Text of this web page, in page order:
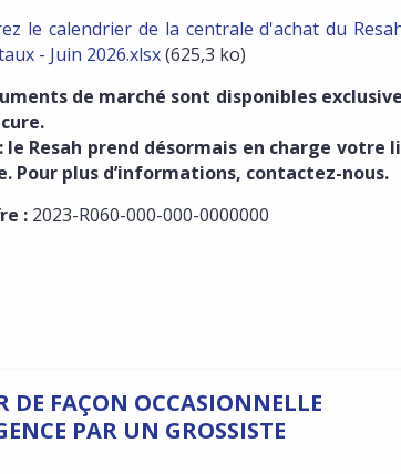
le calendrier de la centrale d'achat du
- Juin 2026.xlsx(625,3 ko)
de marché sont disponibles
le Resah prend désormais en charge votre
Pour plus d’informations, contactez-nous.
: 2023-R060-000-000-0000000
DE FAÇON OCCASIONNELLE
PAR UN GROSSISTE